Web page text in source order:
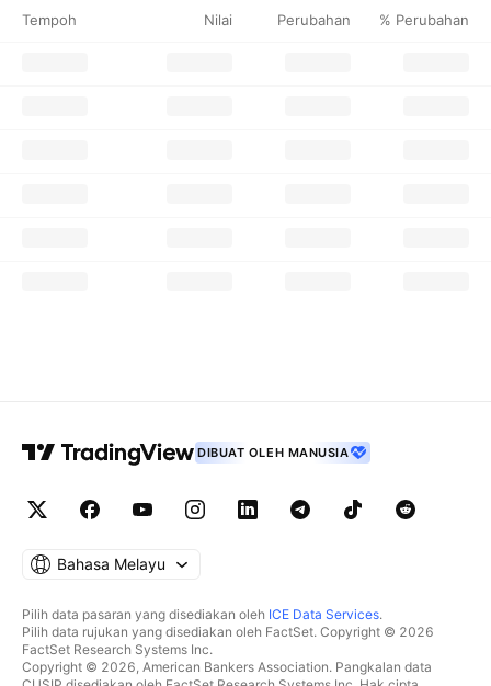
Tempoh Nilai Perubahan % Perubahan
DIBUAT OLEH MANUSIA
Bahasa Melayu
Pilih data pasaran yang disediakan oleh ICE Data Services.
Pilih data rujukan yang disediakan oleh FactSet. Copyright © 2026
FactSet Research Systems Inc.
Copyright © 2026, American Bankers Association. Pangkalan data